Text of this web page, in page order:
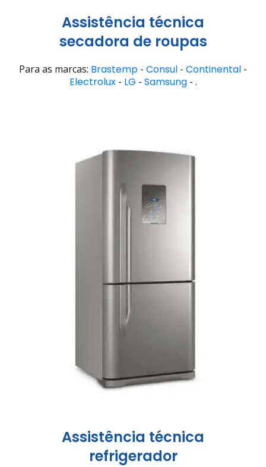
Assistência técnica
secadora de roupas
Para as marcas: Brastemp - Consul - Continental -
Electrolux- LG - Samsung- .
Assistência técnica
refrigerador